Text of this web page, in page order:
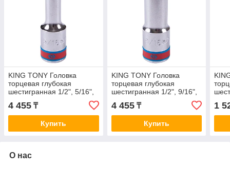
KING TONY Головка
торцевая глубокая
шестигранная 1/2", 5/16",
423510S
4 455 ₸
Купить
KING TONY Головка
торцевая глубокая
шестигранная 1/2", 9/16",
423518S
4 455₸
Купить
1
О нас